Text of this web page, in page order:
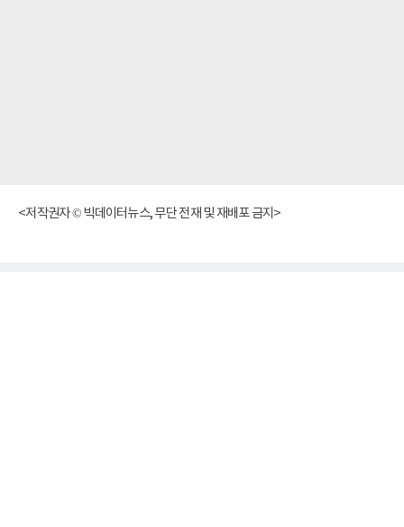
<저작권자 © 빅데이터뉴스, 무단 전재 및 재배포 금지>